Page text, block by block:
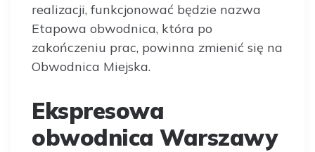
realizacji, funkcjonować będzie nazwa
Etapowa obwodnica, która po
zakończeniu prac, powinna zmienić się na
Obwodnica Miejska.
Ekspresowa
obwodnica Warszawy